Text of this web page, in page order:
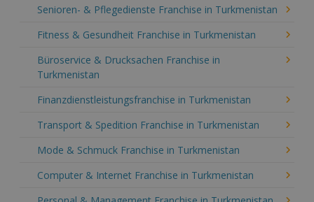
Senioren- & Pflegedienste Franchise in Turkmenistan
Fitness & Gesundheit Franchise in Turkmenistan
Büroservice & Drucksachen Franchise in
Turkmenistan
Finanzdienstleistungsfranchise in Turkmenistan
Transport & Spedition Franchise in Turkmenistan
Mode & Schmuck Franchise in Turkmenistan
Computer & Internet Franchise in Turkmenistan